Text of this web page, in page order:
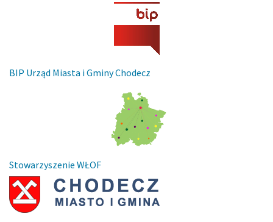
BIP Urząd Miasta i Gminy Chodecz
Stowarzyszenie WŁOF